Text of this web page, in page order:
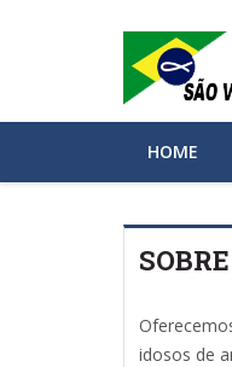
HOME
idosos de